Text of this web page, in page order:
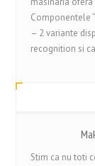
Componentele
– 2 variante
recognition si
Stim ca nu toti